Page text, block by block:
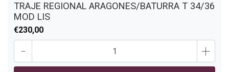
TRAJE REGIONAL ARAGONES/BATURRA T 34/36
MOD LIS
€230,00
- +